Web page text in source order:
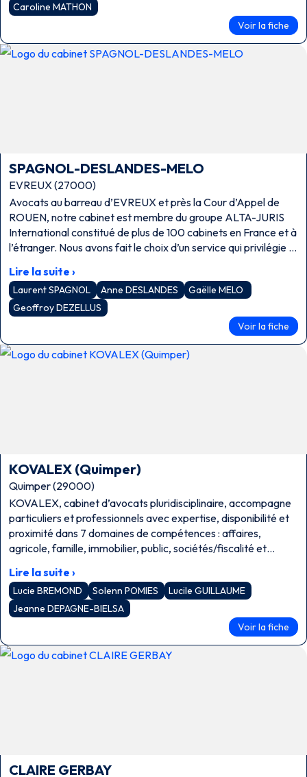
Caroline MATHON
Voir la fiche
SPAGNOL-DESLANDES-MELO
EVREUX (27000)
Avocats au barreau d’EVREUX et près la Cour d’Appel de
ROUEN, notre cabinet est membre du groupe ALTA-JURIS
International constitué de plus de 100 cabinets en France et à
l’étranger. Nous avons fait le choix d’un service qui privilégie la
Lire la suite ›
Laurent SPAGNOL Anne DESLANDES
Gaëlle MELO
Geoffroy DEZELLUS
Voir la fiche
KOVALEX (Quimper)
Quimper (29000)
KOVALEX, cabinet d’avocats pluridisciplinaire, accompagne
particuliers et professionnels avec expertise, disponibilité et
proximité dans 7 domaines de compétences : affaires,
agricole, famille, immobilier, public, sociétés/fiscalité et
Lire la suite ›
Lucie BREMOND Solenn POMIES
Lucile GUILLAUME
Jeanne DEPAGNE-BIELSA
Voir la fiche
CLAIRE GERBAY